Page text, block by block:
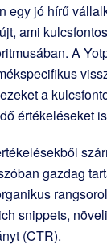
egy jó hírű
ami
A
a
értékeléseket
gazdag
snippets,
(CTR).